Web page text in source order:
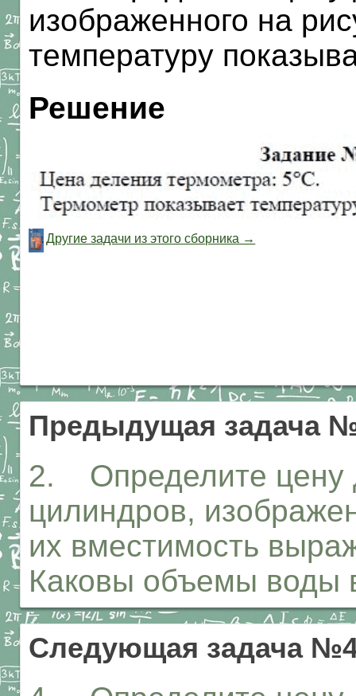
изображенного на
температуру
Решение
Другие задачи из этого сборника →
Предыдущая задача
2. Определите цену
цилиндров,
их вместимость
Каковы объемы воды
Следующая задача